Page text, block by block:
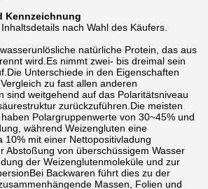
Kennzeichnung
nach Wahl des Käufers.
natürliche Protein, das aus
wird.Es nimmt zwei- bis dreimal sein
Unterschiede in den Eigenschaften
zu fast allen anderen
sind weitgehend auf das Polaritätsniveau
zurückzuführen.Die meisten
Polargruppenwerte von 30~45% und
während Weizengluten eine
10% mit einer Nettopositivladung
Abstoßung von überschüssigem Wasser
der Weizenglutenmoleküle und zur
Backwaren führt dies zu der
Massen, Folien und